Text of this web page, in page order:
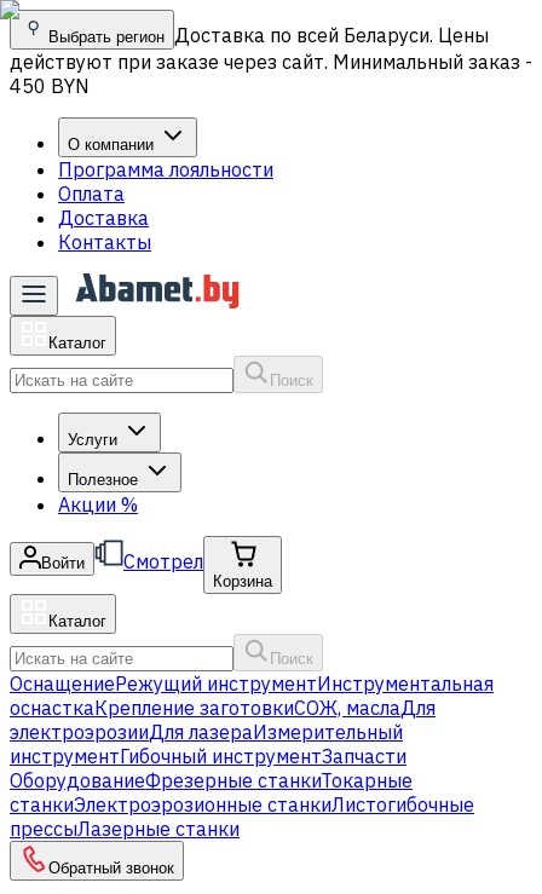
Выбрать регион Доставка по всей Беларуси. Цены
действуют при заказе через сайт. Минимальный заказ -
450 BYN
О компании
Программа лояльности
Оплата
Доставка
Контакты
Каталог
Поиск
Услуги
Полезное
Акции %
Войти Смотрел
Корзина
Каталог
Поиск
ОснащениеРежущий инструментИнструментальная
оснасткаКрепление заготовкиСОЖ, маслаДля
электроэрозииДля лазераИзмерительный
инструментГибочный инструментЗапчасти
ОборудованиеФрезерные станкиТокарные
станкиЭлектроэрозионные станкиЛистогибочные
прессыЛазерные станки
Обратный звонок